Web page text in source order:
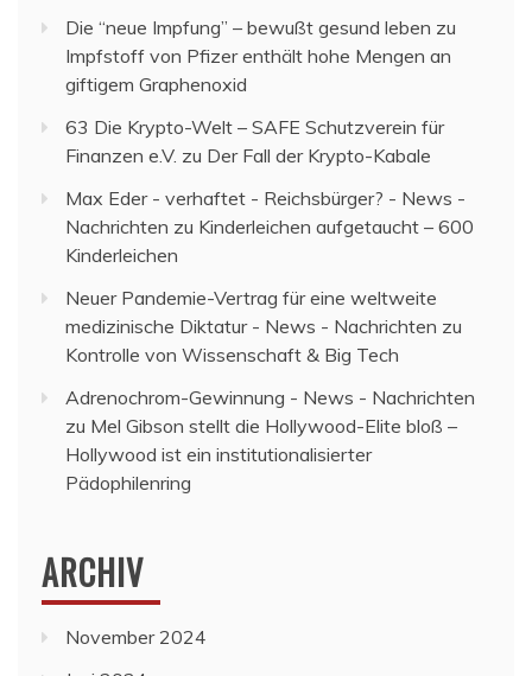
Die “neue Impfung” – bewußt gesund leben zu
Impfstoff von Pfizer enthält hohe Mengen an
giftigem Graphenoxid
63 Die Krypto-Welt – SAFE Schutzverein für
Finanzen e.V. zu Der Fall der Krypto-Kabale
Max Eder - verhaftet - Reichsbürger? - News -
Nachrichten zu Kinderleichen aufgetaucht – 600
Kinderleichen
Neuer Pandemie-Vertrag für eine weltweite
medizinische Diktatur - News - Nachrichten zu
Kontrolle von Wissenschaft & Big Tech
Adrenochrom-Gewinnung - News - Nachrichten
zu Mel Gibson stellt die Hollywood-Elite bloß –
Hollywood ist ein institutionalisierter
Pädophilenring
ARCHIV
November 2024